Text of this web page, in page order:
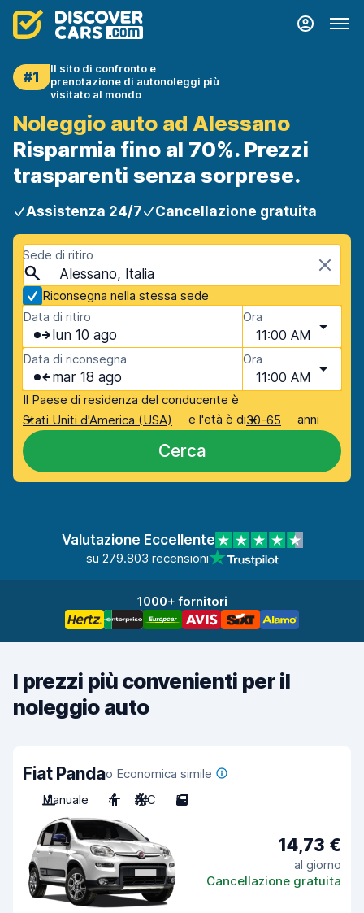
#1
Il sito di confronto e
prenotazione di autonoleggi più
visitato al mondo
Noleggio auto ad Alessano
Risparmia fino al 70%. Prezzi
trasparenti senza sorprese.
Assistenza 24/7 Cancellazione gratuita
Sede di ritiro
Alessano, Italia
Riconsegna nella stessa sede
Data di ritiro
lun 10 ago
Ora
11:00 AM
Data di riconsegna
mar 18 ago
Ora
11:00 AM
Il Paese di residenza del conducente è
Stati Uniti d'America (USA)
e l'età è di30-65 anni
Cerca
Valutazione Eccellente
su 279.803 recensioni
1000+ fornitori
I prezzi più convenienti per il
noleggio auto
Fiat Pandao Economica simile
Manuale
4 A/C 5
14,73 €
al giorno
Cancellazione gratuita